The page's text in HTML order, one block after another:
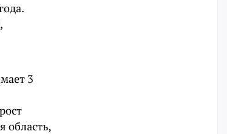
3
область,